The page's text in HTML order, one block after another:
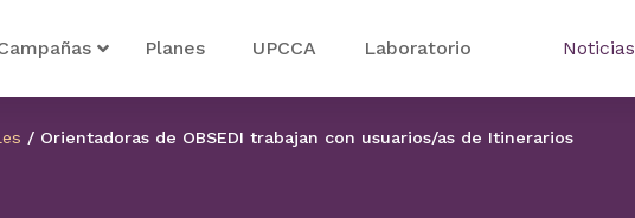
Planes UPCCA Laboratorio Noticias
/ Orientadoras de OBSEDI trabajan con usuarios/as de Itinerarios